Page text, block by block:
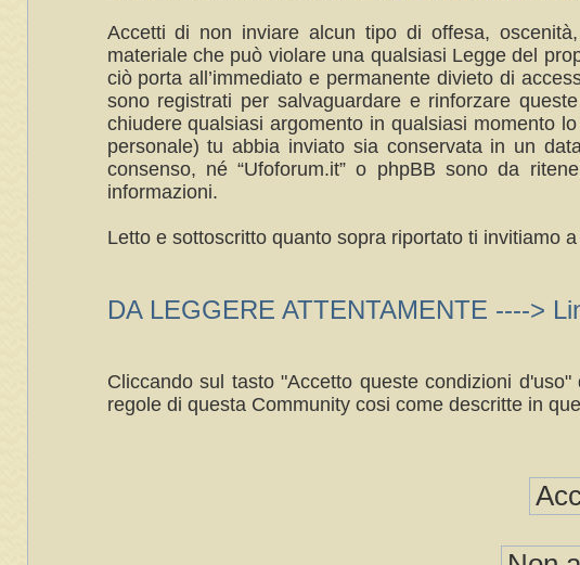
Accetti di non inviare alcun tipo di offesa,
materiale che può violare una qualsiasi Legge del
ciò porta all’immediato e permanente divieto di
sono registrati per salvaguardare e rinforzare
chiudere qualsiasi argomento in qualsiasi momento
personale) tu abbia inviato sia conservata in un
consenso, né “Ufoforum.it” o phpBB sono da
informazioni.
Letto e sottoscritto quanto sopra riportato ti invitiamo
DA LEGGERE ATTENTAMENTE ---->
Cliccando sul tasto "Accetto queste condizioni
regole di questa Community cosi come descritte in